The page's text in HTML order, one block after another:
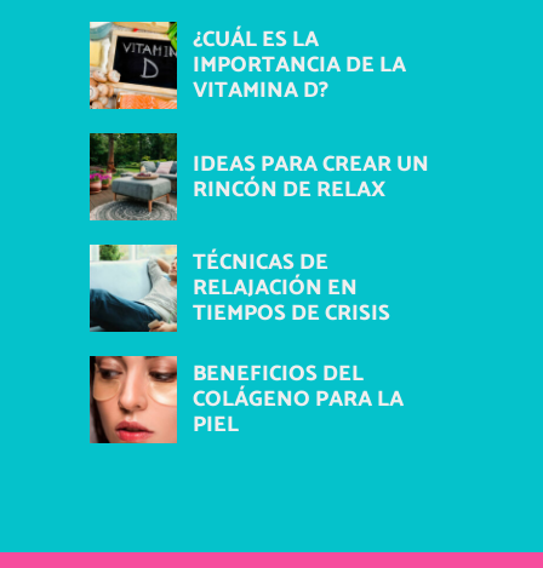
¿CUÁL ES LA
IMPORTANCIA DE LA
VITAMINA D?
IDEAS PARA CREAR UN
RINCÓN DE RELAX
TÉCNICAS DE
RELAJACIÓN EN
TIEMPOS DE CRISIS
BENEFICIOS DEL
COLÁGENO PARA LA
PIEL